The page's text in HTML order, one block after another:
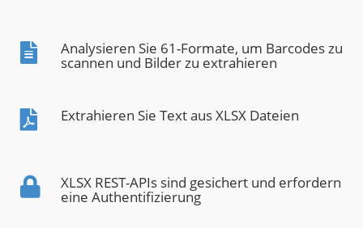
Analysieren Sie 61-Formate, um Barcodes zu
scannen und Bilder zu extrahieren
Extrahieren Sie Text aus XLSX Dateien
XLSX REST-APIs sind gesichert und erfordern
eine Authentifizierung